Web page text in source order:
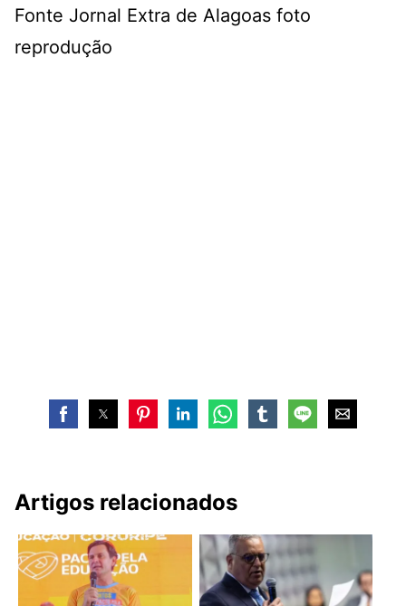
Fonte Jornal Extra de Alagoas foto
reprodução
Artigos relacionados